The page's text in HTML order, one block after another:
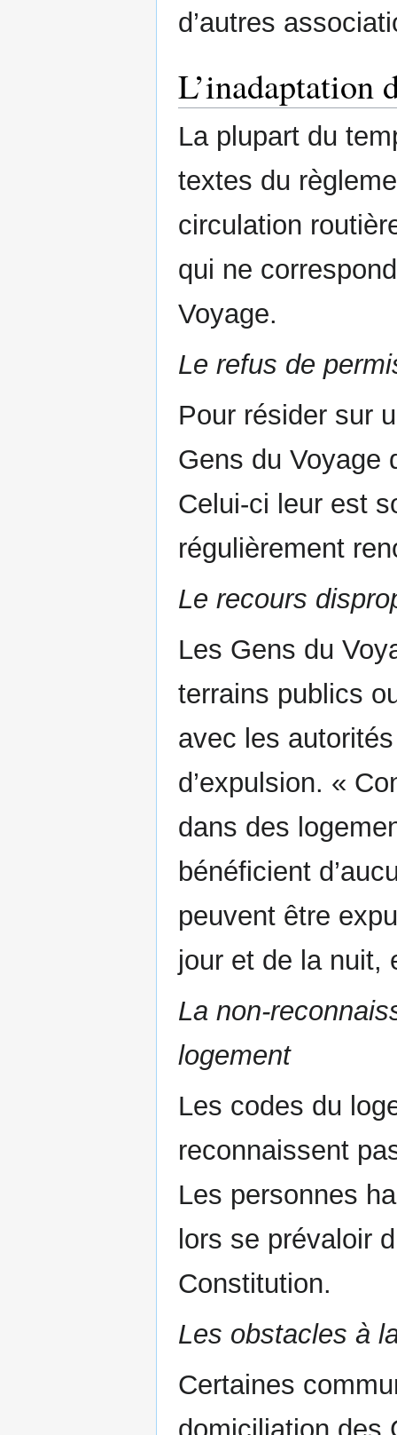
d’autres
L’inadaptation
La plupart du
textes du
circulation
qui ne
Voyage.
Le refus de
Pour résider sur
Gens du Voyage
Celui-ci leur est
régulièrement
Le recours
Les Gens du
terrains publics
avec les
d’expulsion. «
dans des
bénéficient
peuvent être
jour et de la nuit,
La non-
logement
Les codes du
reconnaissent
Les personnes
lors se prévaloir
Constitution.
Les obstacles à
Certaines